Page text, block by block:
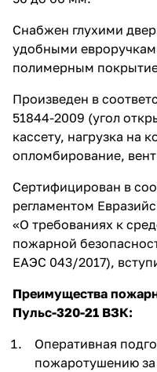
Снабжен глухими
удобными
полимерным
Произведен в
51844-2009 (угол
кассету, нагрузка на
опломбирование,
Сертифицирован в
регламентом
«О требованиях к
пожарной
ЕАЭС 043/2017),
Преимущества
Пульс-320-21 ВЗК:
Оперативная
пожаротушению за